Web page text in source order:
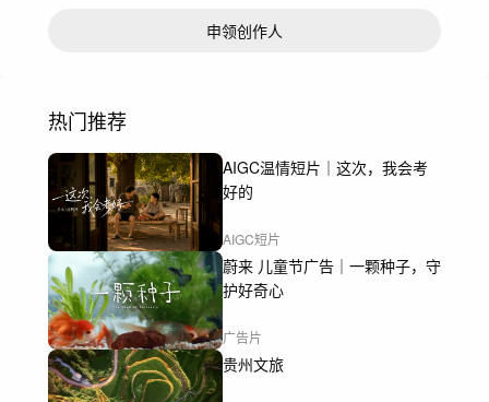
申领创作人
热门推荐
AIGC温情短片｜这次，我会考
好的
AIGC短片
蔚来 儿童节广告｜一颗种子，守
护好奇心
广告片
贵州文旅